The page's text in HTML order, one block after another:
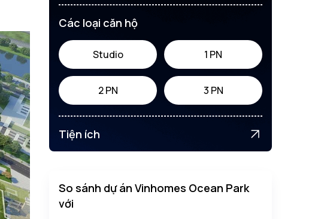
Các loại căn hộ
Studio 1 PN
2 PN 3 PN
Tiện ích
So sánh dự án Vinhomes Ocean Park
với